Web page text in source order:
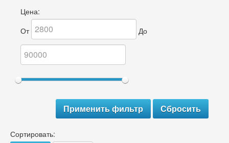
Цена:
От
До
Сортировать: